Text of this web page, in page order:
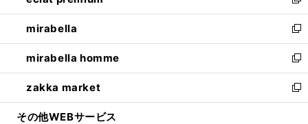
開
く
ウ
で
開
く
ン
ド
ウ
で
開
く
ウ
ィ
ン
ド
ウ
で
開
し
い
ウ
ィ
ン
ド
ウ
mirabella
新
し
い
ウ
ィ
ン
mirabella homme
新
し
い
ウ
zakka market
新
し
その他WEBサービス